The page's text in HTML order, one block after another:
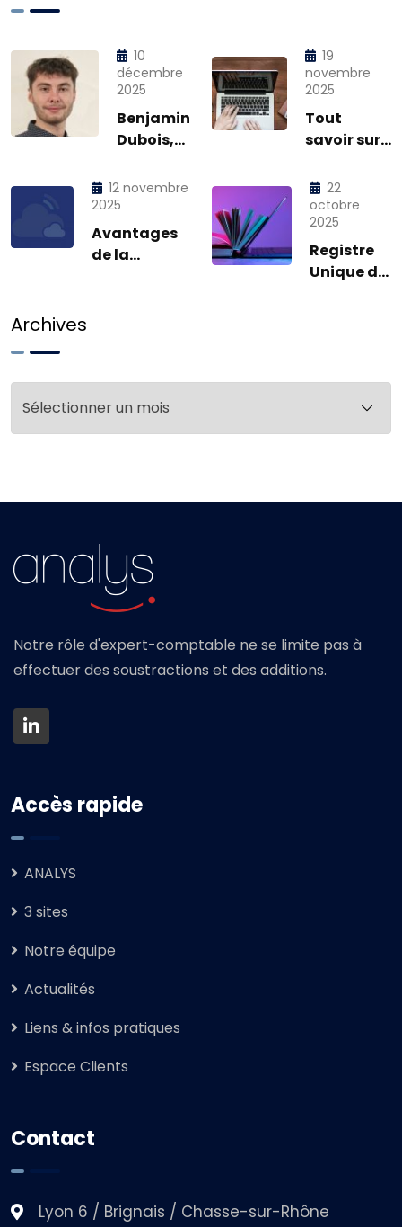
10
décembre
2025
Benjamin
Dubois,
petit
dernier !
19
novembre
2025
Tout
savoir sur
Cotisation
Foncière
des
Entreprises
12 novembre
2025
Avantages
de la
22
octobre
2025
Registre
Unique du
Archives
Archives
Notre rôle d'expert-comptable ne se limite pas à
effectuer des soustractions et des additions.
Accès rapide
ANALYS
3 sites
Notre équipe
Actualités
Liens & infos pratiques
Espace Clients
Contact
Lyon 6 / Brignais / Chasse-sur-Rhône